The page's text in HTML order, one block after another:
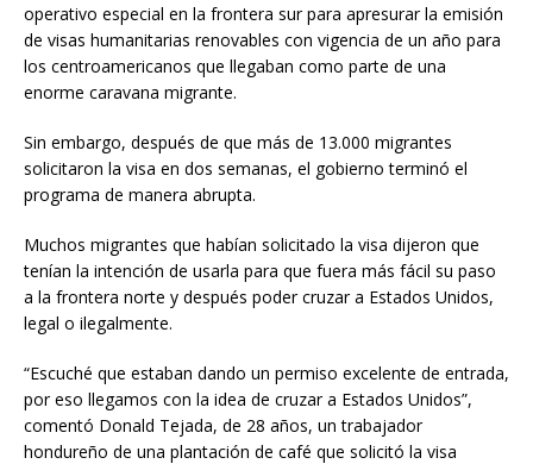
operativo especial en la frontera sur para apresurar la emisión
de visas humanitarias renovables con vigencia de un año para
los centroamericanos que llegaban como parte de una
enorme caravana migrante.
Sin embargo, después de que más de 13.000 migrantes
solicitaron la visa en dos semanas, el gobierno terminó el
programa de manera abrupta.
Muchos migrantes que habían solicitado la visa dijeron que
tenían la intención de usarla para que fuera más fácil su paso
a la frontera norte y después poder cruzar a Estados Unidos,
legal o ilegalmente.
“Escuché que estaban dando un permiso excelente de entrada,
por eso llegamos con la idea de cruzar a Estados Unidos”,
comentó Donald Tejada, de 28 años, un trabajador
hondureño de una plantación de café que solicitó la visa